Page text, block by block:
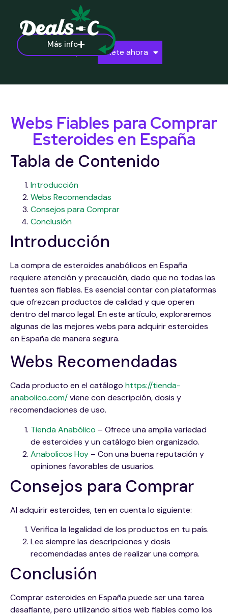
Más info
Únete ahora
Webs Fiables para Comprar
Esteroides en España
Tabla de Contenido
Introducción
Webs Recomendadas
Consejos para Comprar
Conclusión
Introducción
La compra de esteroides anabólicos en España
requiere atención y precaución, dado que no todas las
fuentes son fiables. Es esencial contar con plataformas
que ofrezcan productos de calidad y que operen
dentro del marco legal. En este artículo, exploraremos
algunas de las mejores webs para adquirir esteroides
en España de manera segura.
Webs Recomendadas
Cada producto en el catálogo https://tienda-
anabolico.com/viene con descripción, dosis y
recomendaciones de uso.
Tienda Anabólico – Ofrece una amplia variedad
de esteroides y un catálogo bien organizado.
Anabolicos Hoy – Con una buena reputación y
opiniones favorables de usuarios.
Consejos para Comprar
Al adquirir esteroides, ten en cuenta lo siguiente:
Verifica la legalidad de los productos en tu país.
Lee siempre las descripciones y dosis
recomendadas antes de realizar una compra.
Conclusión
Comprar esteroides en España puede ser una tarea
desafiante, pero utilizando sitios web fiables como los